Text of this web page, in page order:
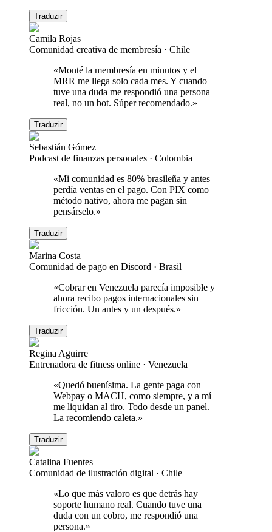
Traduzir
Camila Rojas
Comunidad creativa de membresía · Chile
«Monté la membresía en minutos y el
MRR me llega solo cada mes. Y cuando
tuve una duda me respondió una persona
real, no un bot. Súper recomendado.»
Traduzir
Sebastián Gómez
Podcast de finanzas personales · Colombia
«Mi comunidad es 80% brasileña y antes
perdía ventas en el pago. Con PIX como
método nativo, ahora me pagan sin
pensárselo.»
Traduzir
Marina Costa
Comunidad de pago en Discord · Brasil
«Cobrar en Venezuela parecía imposible y
ahora recibo pagos internacionales sin
fricción. Un antes y un después.»
Traduzir
Regina Aguirre
Entrenadora de fitness online · Venezuela
«Quedó buenísima. La gente paga con
Webpay o MACH, como siempre, y a mí
me liquidan al tiro. Todo desde un panel.
La recomiendo caleta.»
Traduzir
Catalina Fuentes
Comunidad de ilustración digital · Chile
«Lo que más valoro es que detrás hay
soporte humano real. Cuando tuve una
duda con un cobro, me respondió una
persona.»